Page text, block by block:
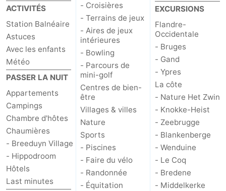
ACTIVITÉS
Station Balnéaire
Astuces
Avec les enfants
Météo
PASSER LA NUIT
Appartements
Campings
Chambre d'hôtes
Chaumières
- Breeduyn Village
- Hippodroom
Hôtels
Last minutes
- Croisières
- Terrains de jeux
- Aires de jeux
intérieures
- Bowling
- Parcours de
mini-golf
Centres de bien-
être
Villages & villes
Nature
Sports
- Piscines
- Faire du vélo
- Randonnée
- Équitation
EXCURSIONS
Flandre-
Occidentale
- Bruges
- Gand
- Ypres
La côte
- Nature Het Zwin
- Knokke-Heist
- Zeebrugge
- Blankenberge
- Wenduine
- Le Coq
- Bredene
- Middelkerke